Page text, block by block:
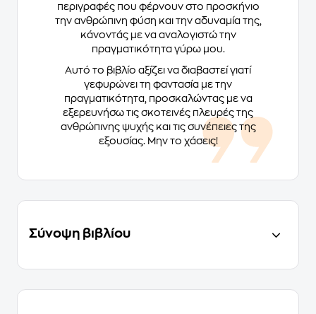
περιγραφές που φέρνουν στο προσκήνιο
την ανθρώπινη φύση και την αδυναμία της,
κάνοντάς με να αναλογιστώ την
πραγματικότητα γύρω μου.
Αυτό το βιβλίο αξίζει να διαβαστεί γιατί
γεφυρώνει τη φαντασία με την
πραγματικότητα, προσκαλώντας με να
εξερευνήσω τις σκοτεινές πλευρές της
ανθρώπινης ψυχής και τις συνέπειες της
εξουσίας. Μην το χάσεις!
Σύνοψη βιβλίου